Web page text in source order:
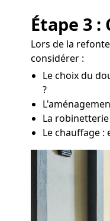
Étape 3
Lors de la
considérer :
Le choix du
?
La
Le chauffage